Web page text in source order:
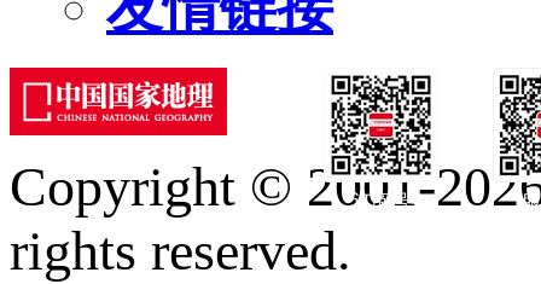
订阅号
Copyright © 2001-
rights reserved.